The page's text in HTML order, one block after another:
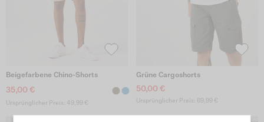
Beigefarbene Chino-Shorts
35,00 €
Ursprünglicher Preis: 49,99 €
Grüne Cargoshorts
50,00 €
Ursprünglicher Preis: 69,99 €